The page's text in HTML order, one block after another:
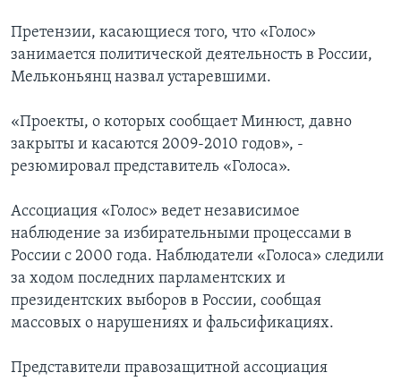
Претензии, касающиеся того, что «Голос»
занимается политической деятельность в России,
Мельконьянц назвал устаревшими.
«Проекты, о которых сообщает Минюст, давно
закрыты и касаются 2009-2010 годов», -
резюмировал представитель «Голоса».
Ассоциация «Голос» ведет независимое
наблюдение за избирательными процессами в
России с 2000 года. Наблюдатели «Голоса» следили
за ходом последних парламентских и
президентских выборов в России, сообщая
массовых о нарушениях и фальсификациях.
Представители правозащитной ассоциация